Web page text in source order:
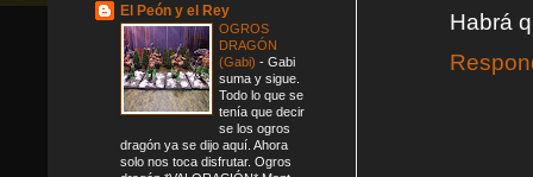
Habrá
El Peón y el Rey
OGROS
DRAGÓN
(Gabi) - Gabi
suma y sigue.
Todo lo que se
tenía que decir
se los ogros
dragón ya se dijo aquí. Ahora
solo nos toca disfrutar. Ogros